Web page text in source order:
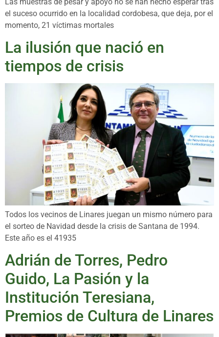
el suceso ocurrido en la localidad cordobesa, que deja, por el
momento, 21 víctimas mortales
La ilusión que nació en
tiempos de crisis
Todos los vecinos de Linares juegan un mismo número para
el sorteo de Navidad desde la crisis de Santana de 1994.
Este año es el 41935
Adrián de Torres, Pedro
Guido, La Pasión y la
Institución Teresiana,
Premios de Cultura de Linares